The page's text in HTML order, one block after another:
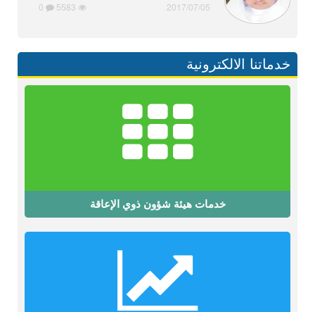
2017/07/05
خدماتنا الالكترونية
خدمات هيئة شؤون ذوي الإعاقة